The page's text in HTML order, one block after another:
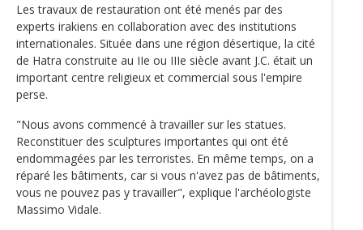
Les travaux de restauration ont été menés par des
experts irakiens en collaboration avec des institutions
internationales. Située dans une région désertique, la cité
de Hatra construite au IIe ou IIIe siècle avant J.C. était un
important centre religieux et commercial sous l'empire
perse.
"Nous avons commencé à travailler sur les statues.
Reconstituer des sculptures importantes qui ont été
endommagées par les terroristes. En même temps, on a
réparé les bâtiments, car si vous n'avez pas de bâtiments,
vous ne pouvez pas y travailler", explique l'archéologiste
Massimo Vidale.